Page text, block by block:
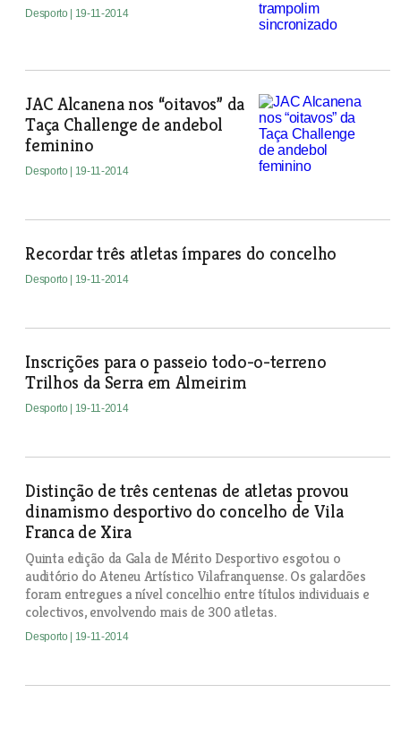
Desporto | 19-11-2014
JAC Alcanena nos “oitavos” da
Taça Challenge de andebol
feminino
Desporto | 19-11-2014
Recordar três atletas ímpares do concelho
Desporto | 19-11-2014
Inscrições para o passeio todo-o-terreno
Trilhos da Serra em Almeirim
Desporto | 19-11-2014
Distinção de três centenas de atletas provou
dinamismo desportivo do concelho de Vila
Franca de Xira
Quinta edição da Gala de Mérito Desportivo esgotou o
auditório do Ateneu Artístico Vilafranquense. Os galardões
foram entregues a nível concelhio entre títulos individuais e
colectivos, envolvendo mais de 300 atletas.
Desporto | 19-11-2014